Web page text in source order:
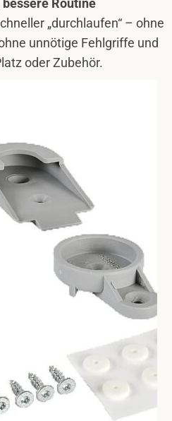
bessere Routine
„durchlaufen“ – ohne
unnötige Fehlgriffe und
oder Zubehör.